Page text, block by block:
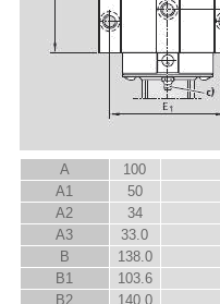
A
100
A1
50
A2
34
A3
33.0
B
138.0
B1
103.6
B2
140.0